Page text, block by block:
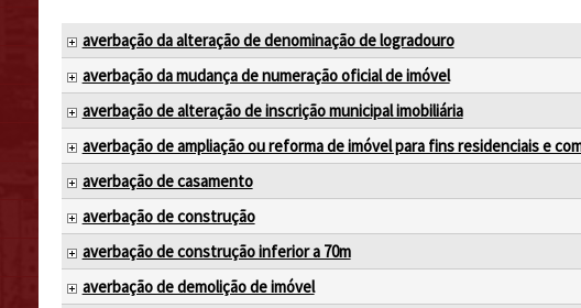
averbação da alteração de denominação de logradouro
averbação da mudança de numeração oficial de imóvel
averbação de alteração de inscrição municipal imobiliária
averbação de ampliação ou reforma de imóvel para fins residenciais e
averbação de casamento
averbação de construção
averbação de construção inferior a 70m
averbação de demolição de imóvel